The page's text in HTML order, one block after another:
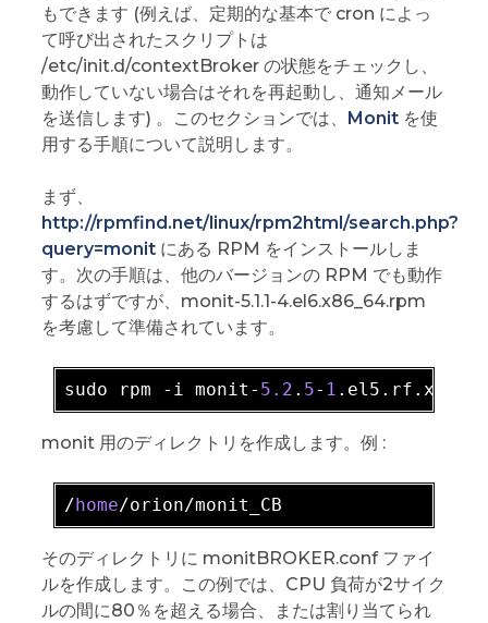
もできます (例えば、定期的な基本で cron によっ
て呼び出されたスクリプトは
/etc/init.d/contextBroker の状態をチェックし、
動作していない場合はそれを再起動し、通知メール
を送信します) 。このセクションでは、 Monitを使
用する手順について説明します。
まず、
http://rpmfind.net/linux/rpm2html/search.php?
query=monitにある RPM をインストールしま
す。次の手順は、他のバージョンの RPM でも動作
するはずですが、monit-5.1.1-4.el6.x86_64.rpm
を考慮して準備されています。
sudo rpm - i monit- 5.2 . 5- 1 .el5 .rf .x86_64
monit 用のディレクトリを作成します。例 :
/home
そのディレクトリに monitBROKER.conf ファイ
ルを作成します。この例では、CPU 負荷が2サイク
ルの間に80％を超える場合、または割り当てられ